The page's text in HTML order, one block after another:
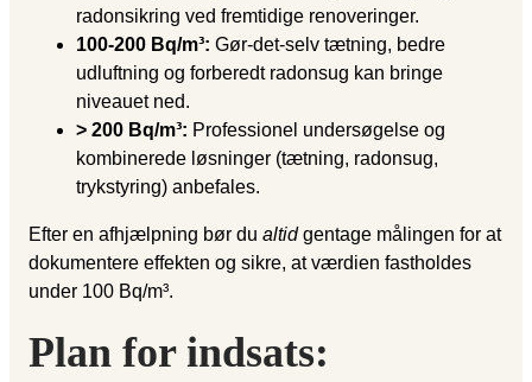
radonsikring ved fremtidige renoveringer.
100-200 Bq/m³: Gør-det-selv tætning, bedre
udluftning og forberedt radonsug kan bringe
niveauet ned.
> 200 Bq/m³: Professionel undersøgelse og
kombinerede løsninger (tætning, radonsug,
trykstyring) anbefales.
Efter en afhjælpning bør du altidgentage målingen for at
dokumentere effekten og sikre, at værdien fastholdes
under 100 Bq/m³.
Plan for indsats: